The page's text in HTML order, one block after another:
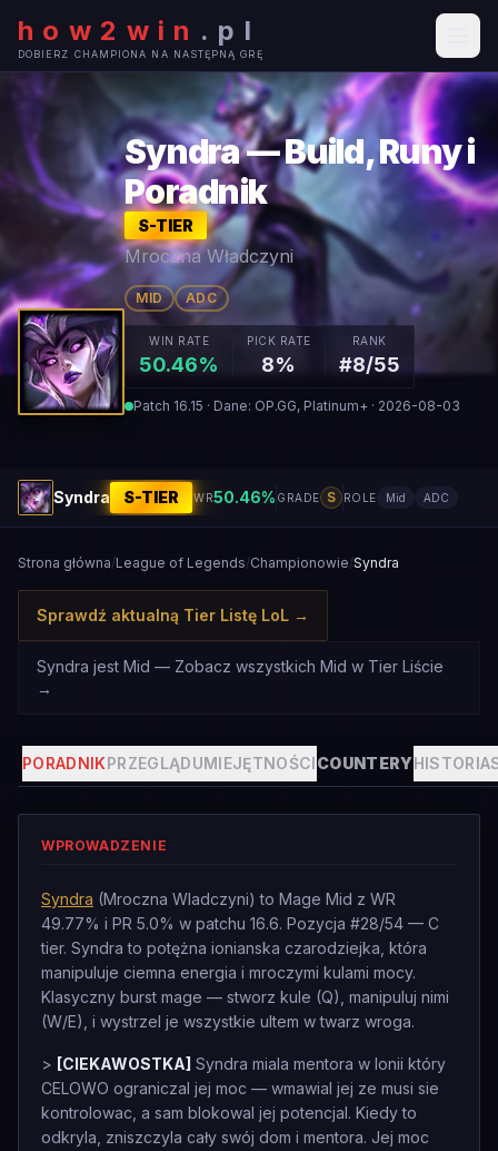
how2win . pl
DOBIERZ CHAMPIONA NA NASTĘPNĄ GRĘ
Syndra — Build, Runy i
Poradnik
S-TIER
Mroczna Władczyni
MID ADC
WIN RATE
50.46%
PICK RATE
8%
RANK
#8/55
Patch 16.15 · Dane: OP.GG, Platinum+ · 2026-08-03
Syndra S-TIER WR50.46% GRADE S ROLE Mid ADC
Strona główna/League of Legends/Championowie/Syndra
Sprawdź aktualną Tier Listę LoL →
Syndra jest Mid — Zobacz wszystkich Mid w Tier Liście
→
PORADNIKPRZEGLĄDUMIEJĘTNOŚCICOUNTERYHISTORIA
WPROWADZENIE
Syndra (Mroczna Wladczyni) to Mage Mid z WR
49.77% i PR 5.0% w patchu 16.6. Pozycja #28/54 — C
tier. Syndra to potężna ionianska czarodziejka, która
manipuluje ciemna energia i mroczymi kulami mocy.
Klasyczny burst mage — stworz kule (Q), manipuluj nimi
(W/E), i wystrzel je wszystkie ultem w twarz wroga.
> [CIEKAWOSTKA] Syndra miala mentora w Ionii który
CELOWO ograniczal jej moc — wmawial jej ze musi sie
kontrolowac, a sam blokowal jej potencjal. Kiedy to
odkryla, zniszczyla cały swój dom i mentora. Jej moc